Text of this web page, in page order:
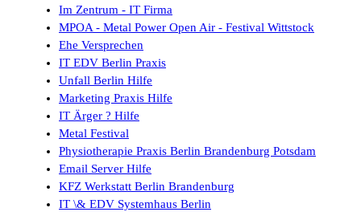
Im Zentrum - IT Firma
MPOA - Metal Power Open Air - Festival Wittstock
Ehe Versprechen
IT EDV Berlin Praxis
Unfall Berlin Hilfe
Marketing Praxis Hilfe
IT Ärger ? Hilfe
Metal Festival
Physiotherapie Praxis Berlin Brandenburg Potsdam
Email Server Hilfe
KFZ Werkstatt Berlin Brandenburg
IT \& EDV Systemhaus Berlin